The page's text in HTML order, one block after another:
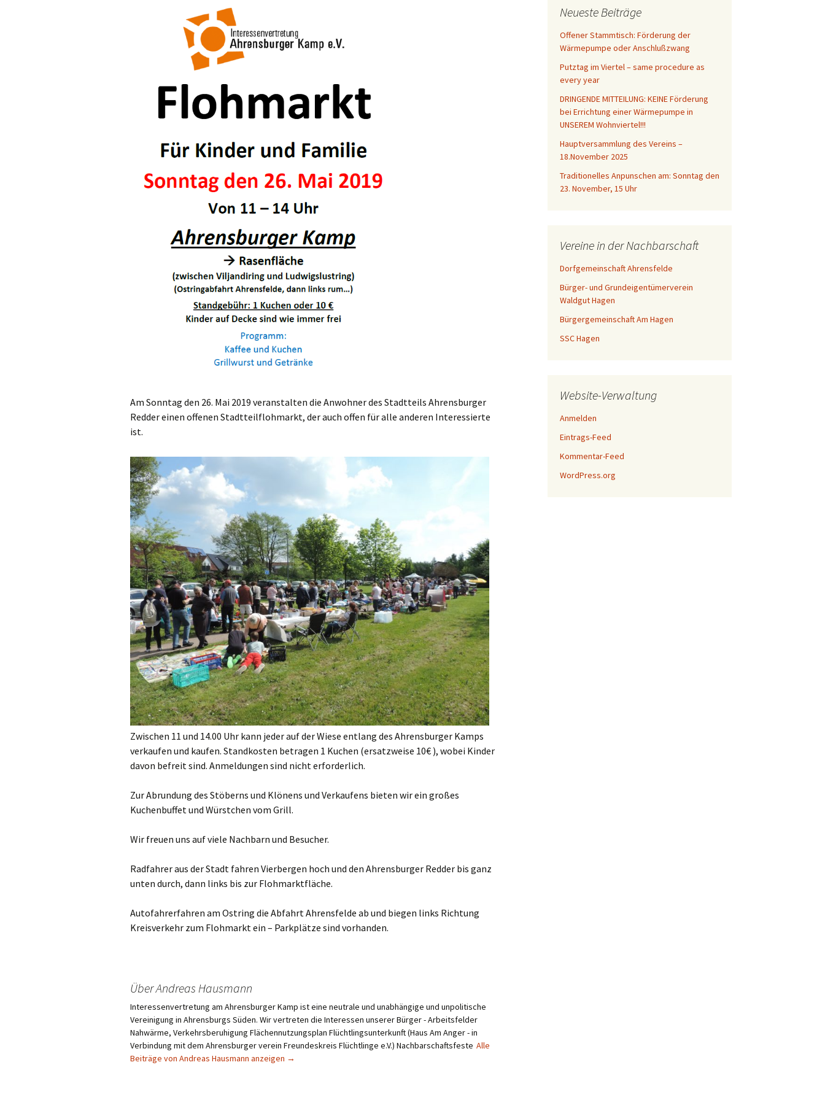
Haus am Anger
Flächennutzungsplan
Am Sonntag den 26. Mai 2019 veranstalten die Anwohner des Stadtteils Ahrensburger
Redder einen offenen Stadtteilflohmarkt, der auch offen für alle anderen Interessierte
ist.
Zwischen 11 und 14.00 Uhr kann jeder auf der Wiese entlang des Ahrensburger Kamps
verkaufen und kaufen. Standkosten betragen 1 Kuchen (ersatzweise 10€ ), wobei Kinder
davon befreit sind. Anmeldungen sind nicht erforderlich.
Zur Abrundung des Stöberns und Klönens und Verkaufens bieten wir ein großes
Kuchenbuffet und Würstchen vom Grill.
Wir freuen uns auf viele Nachbarn und Besucher.
Radfahrer aus der Stadt fahren Vierbergen hoch und den Ahrensburger Redder bis ganz
unten durch, dann links bis zur Flohmarktfläche.
Autofahrerfahren am Ostring die Abfahrt Ahrensfelde ab und biegen links Richtung
Kreisverkehr zum Flohmarkt ein – Parkplätze sind vorhanden.
Über Andreas Hausmann
Interessenvertretung am Ahrensburger Kamp ist eine neutrale und unabhängige und unpolitische
Vereinigung in Ahrensburgs Süden. Wir vertreten die Interessen unserer Bürger - Arbeitsfelder
Nahwärme, Verkehrsberuhigung Flächennutzungsplan Flüchtlingsunterkunft (Haus Am Anger - in
Verbindung mit dem Ahrensburger verein Freundeskreis Flüchtlinge e.V.) Nachbarschaftsfeste Alle
Beiträge von Andreas Hausmann anzeigen →
Neueste Beiträge
Offener Stammtisch: Förderung der
Wärmepumpe oder Anschlußzwang
Putztag im Viertel – same procedure as
every year
DRINGENDE MITTEILUNG: KEINE Förderung
bei Errichtung einer Wärmepumpe in
UNSEREM Wohnviertel!!!
Hauptversammlung des Vereins –
18.November 2025
Traditionelles Anpunschen am: Sonntag den
23. November, 15 Uhr
Vereine in der Nachbarschaft
Dorfgemeinschaft Ahrensfelde
Bürger- und Grundeigentümerverein
Waldgut Hagen
Bürgergemeinschaft Am Hagen
SSC Hagen
Website-Verwaltung
Anmelden
Eintrags-Feed
Kommentar-Feed
WordPress.org